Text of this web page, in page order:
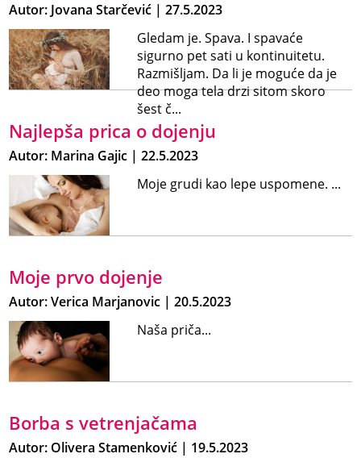
Autor: Jovana Starčević | 27.5.2023
Gledam je. Spava. I spavaće
sigurno pet sati u kontinuitetu.
Razmišljam. Da li je moguće da je
deo moga tela drzi sitom skoro
šest č...
Najlepša prica o dojenju
Autor: Marina Gajic | 22.5.2023
Moje grudi kao lepe uspomene. ...
Moje prvo dojenje
Autor: Verica Marjanovic | 20.5.2023
Naša priča...
Borba s vetrenjačama
Autor: Olivera Stamenković | 19.5.2023